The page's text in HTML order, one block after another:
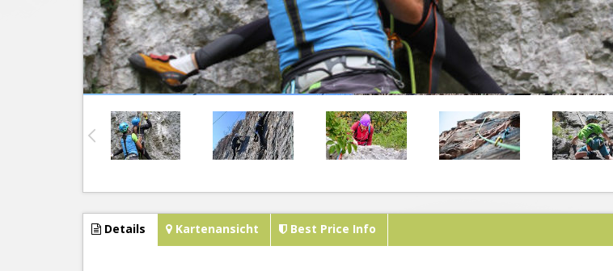
Details Kartenansicht Best Price Info